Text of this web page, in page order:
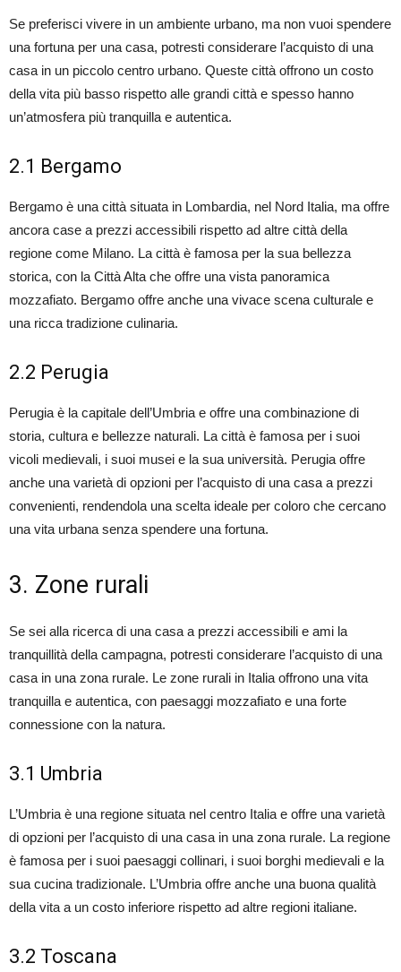
Se preferisci vivere in un ambiente urbano, ma non vuoi spendere
una fortuna per una casa, potresti considerare l’acquisto di una
casa in un piccolo centro urbano. Queste città offrono un costo
della vita più basso rispetto alle grandi città e spesso hanno
un’atmosfera più tranquilla e autentica.
2.1 Bergamo
Bergamo è una città situata in Lombardia, nel Nord Italia, ma offre
ancora case a prezzi accessibili rispetto ad altre città della
regione come Milano. La città è famosa per la sua bellezza
storica, con la Città Alta che offre una vista panoramica
mozzafiato. Bergamo offre anche una vivace scena culturale e
una ricca tradizione culinaria.
2.2 Perugia
Perugia è la capitale dell’Umbria e offre una combinazione di
storia, cultura e bellezze naturali. La città è famosa per i suoi
vicoli medievali, i suoi musei e la sua università. Perugia offre
anche una varietà di opzioni per l’acquisto di una casa a prezzi
convenienti, rendendola una scelta ideale per coloro che cercano
una vita urbana senza spendere una fortuna.
3. Zone rurali
Se sei alla ricerca di una casa a prezzi accessibili e ami la
tranquillità della campagna, potresti considerare l’acquisto di una
casa in una zona rurale. Le zone rurali in Italia offrono una vita
tranquilla e autentica, con paesaggi mozzafiato e una forte
connessione con la natura.
3.1 Umbria
L’Umbria è una regione situata nel centro Italia e offre una varietà
di opzioni per l’acquisto di una casa in una zona rurale. La regione
è famosa per i suoi paesaggi collinari, i suoi borghi medievali e la
sua cucina tradizionale. L’Umbria offre anche una buona qualità
della vita a un costo inferiore rispetto ad altre regioni italiane.
3.2 Toscana